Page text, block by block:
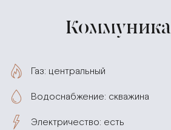
Газ: центральный
Водоснабжение: скважина
Электричество: есть